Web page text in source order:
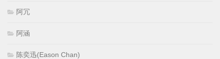
阿冗
阿涵
陈奕迅(Eason Chan)